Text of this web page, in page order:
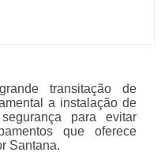
transitação de
a instalação de
para evitar
que oferece
Santana.